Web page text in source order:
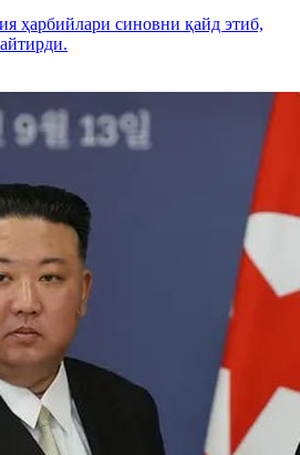
ҳарбийлари синовни қайд этиб,